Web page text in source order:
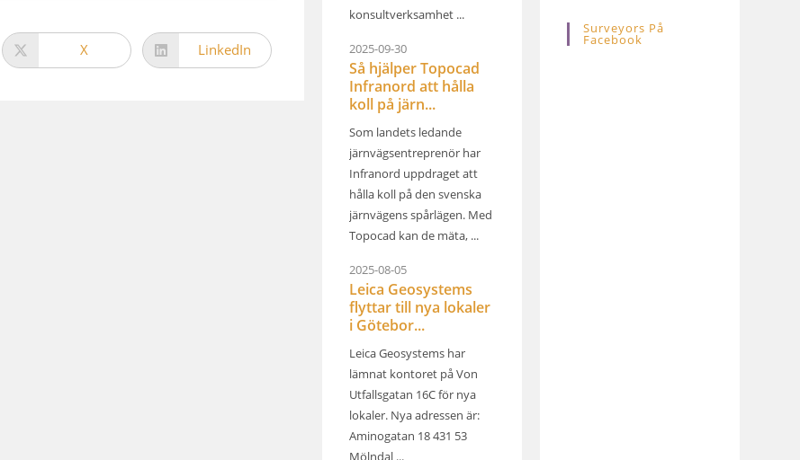
X LinkedIn
konsultverksamhet ...
2025-09-30
Så hjälper Topocad
Infranord att hålla
koll på järn...
Som landets ledande
järnvägsentreprenör har
Infranord uppdraget att
hålla koll på den svenska
järnvägens spårlägen. Med
Topocad kan de mäta, ...
2025-08-05
Leica Geosystems
flyttar till nya lokaler
i Götebor...
Leica Geosystems har
lämnat kontoret på Von
Utfallsgatan 16C för nya
lokaler. Nya adressen är:
Aminogatan 18 431 53
Mölndal ...
Surveyors På
Facebook